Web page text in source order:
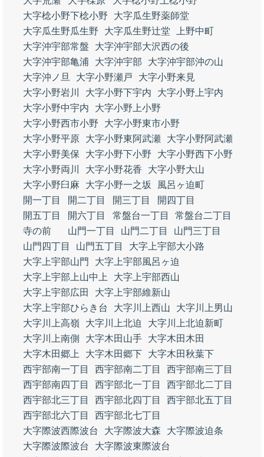
大字棯小野下棯小野
大字瓜生野薬師堂
大字瓜生野瓜生野
大字瓜生野辻堂
上野中町
大字沖宇部常盤
大字沖宇部大沢西の後
大字沖宇部亀浦
大字沖宇部
大字沖宇部沖の山
大字沖ノ旦
大字小野瀬戸
大字小野来見
大字小野岩川
大字小野下宇内
大字小野上宇内
大字小野中宇内
大字小野上小野
大字小野西市小野
大字小野東市小野
大字小野平原
大字小野東阿武瀬
大字小野阿武瀬
大字小野美保
大字小野下小野
大字小野西下小野
大字小野両川
大字小野花香
大字小野大山
大字小野臼麻
大字小野一之坂
風呂ヶ迫町
開一丁目
開二丁目 開三丁目
開四丁目
開五丁目
開六丁目 常盤台一丁目
常盤台二丁目
寺の前
山門一丁目 山門二丁目
山門三丁目
山門四丁目
山門五丁目
大字上宇部大小路
大字上宇部山門
大字上宇部風呂ヶ迫
大字上宇部上山中上
大字上宇部西山
大字上宇部広田
大字上宇部維新山
大字上宇部ひらき台
大字川上西山
大字川上男山
大字川上高嶺
大字川上北迫
大字川上北迫新町
大字川上南側
大字木田山手
大字木田木田
大字木田郷上
大字木田郷下
大字木田秋葉下
西宇部南一丁目
西宇部南二丁目
西宇部南三丁目
西宇部南四丁目
西宇部北一丁目
西宇部北二丁目
西宇部北三丁目
西宇部北四丁目
西宇部北五丁目
西宇部北六丁目
西宇部北七丁目
大字際波西際波台
大字際波大森
大字際波迫条
大字際波際波台
大字際波東際波台